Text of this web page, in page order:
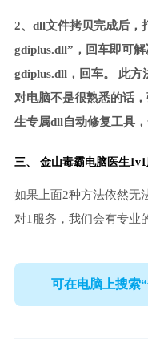
2、dll文件拷贝完成后，
gdiplus.dll”，回车即可
gdiplus.dll，回车。 此方
对电脑不是很熟悉的话
生专属dll自动修复工具，
三、 金山毒霸电脑医生
如果上面2种方法依然无
对1服务，我们会有专业
可在电脑上搜索